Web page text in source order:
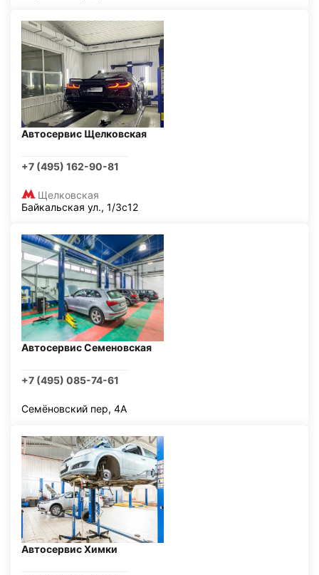
Автосервис Щелковская
+7 (495) 162-90-81
Щелковская
Байкальская ул., 1/3с12
Автосервис Семеновская
+7 (495) 085-74-61
Семёновский пер, 4А
Автосервис Химки